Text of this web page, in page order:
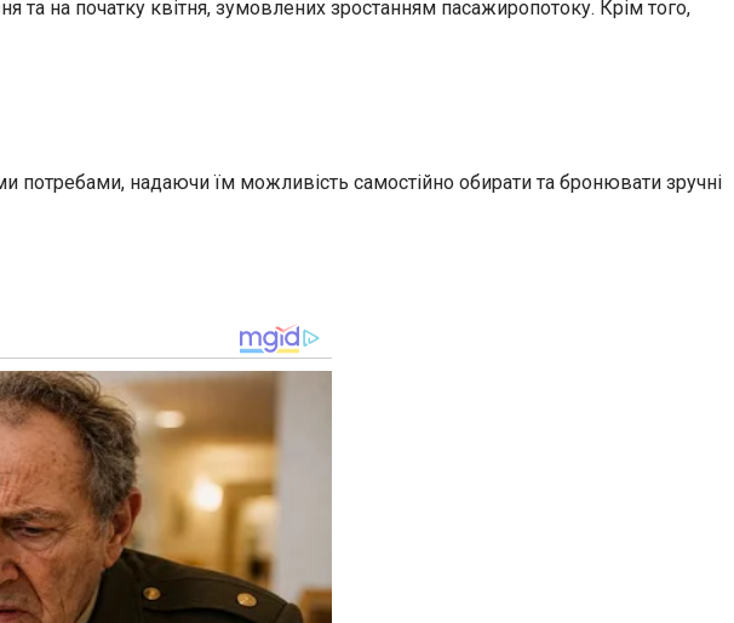
та на початку квітня, зумовлених зростанням пасажиропотоку. Крім того,
потребами, надаючи їм можливість самостійно обирати та бронювати зручні